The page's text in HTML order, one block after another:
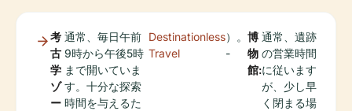
考
古
学
ゾ
ー
通常、毎日午前
9時から午後5時
まで開いていま
す。十分な探索
時間を与えるた
Destinationless
Travel
）。
-
博
物
館:
通常、遺跡
の営業時間
に従います
が、少し早
く閉まる場